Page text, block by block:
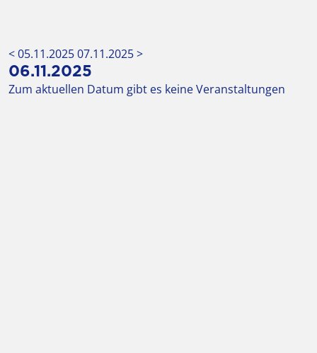
< 05.11.202507.11.2025 >
06.11.2025
Zum aktuellen Datum gibt es keine Veranstaltungen